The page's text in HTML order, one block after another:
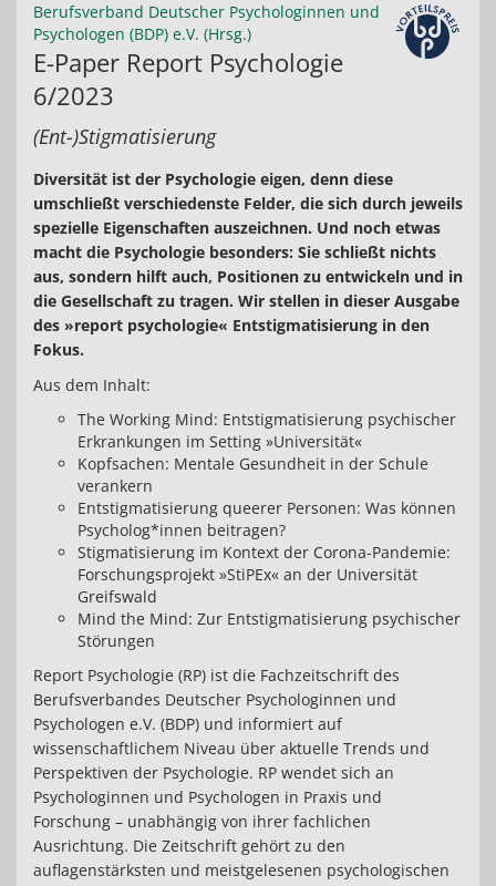
Berufsverband Deutscher Psychologinnen und
Psychologen (BDP) e.V. (Hrsg.)
E-Paper Report Psychologie
6/2023
(Ent-)Stigmatisierung
Diversität ist der Psychologie eigen, denn diese
umschließt verschiedenste Felder, die sich durch jeweils
spezielle Eigenschaften auszeichnen. Und noch etwas
macht die Psychologie besonders: Sie schließt nichts
aus, sondern hilft auch, Positionen zu entwickeln und in
die Gesellschaft zu tragen. Wir stellen in dieser Ausgabe
des »report psychologie« Entstigmatisierung in den
Fokus.
Aus dem Inhalt:
The Working Mind: Entstigmatisierung psychischer
Erkrankungen im Setting »Universität«
Kopfsachen: Mentale Gesundheit in der Schule
verankern
Entstigmatisierung queerer Personen: Was können
Psycholog*innen beitragen?
Stigmatisierung im Kontext der Corona-Pandemie:
Forschungsprojekt »StiPEx« an der Universität
Greifswald
Mind the Mind: Zur Entstigmatisierung psychischer
Störungen
Report Psychologie (RP) ist die Fachzeitschrift des
Berufsverbandes Deutscher Psychologinnen und
Psychologen e.V. (BDP) und informiert auf
wissenschaftlichem Niveau über aktuelle Trends und
Perspektiven der Psychologie. RP wendet sich an
Psychologinnen und Psychologen in Praxis und
Forschung – unabhängig von ihrer fachlichen
Ausrichtung. Die Zeitschrift gehört zu den
auflagenstärksten und meistgelesenen psychologischen